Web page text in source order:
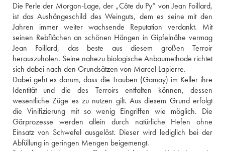
Die Perle der Morgon-Lage, der „Côte du Py“ von Jean Foillard,
ist das Aushängeschild des Weinguts, dem es seine mit den
Jahren immer weiter wachsende Reputation verdankt. Mit
seinen Rebflächen an schönen Hängen in Gipfelnähe vermag
Jean Foillard, das beste aus diesem großen Terroir
herauszuholen. Seine nahezu biologische Anbaumethode richtet
sich dabei nach den Grundsätzen von Marcel Lapierre.
Dabei geht es darum, dass die Trauben (Gamay) im Keller ihre
Identität und die des Terroirs entfalten können, dessen
wesentliche Züge es zu nutzen gilt. Aus diesem Grund erfolgt
die Vinifizierung mit so wenig Eingriffen wie möglich. Die
Gärprozesse werden allein durch natürliche Hefen ohne
Einsatz von Schwefel ausgelöst. Dieser wird lediglich bei der
Abfüllung in geringen Mengen beigemengt.